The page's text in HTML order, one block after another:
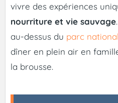
vivre des expériences
nourriture et vie sauvage
au-dessus du parc
dîner en plein air en
la brousse.